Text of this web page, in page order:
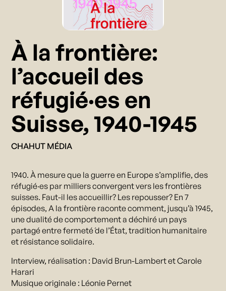
À la frontière:
l’accueil des
réfugié·es en
Suisse, 1940-1945
CHAHUT MÉDIA
1940. À mesure que la guerre en Europe s’amplifie, des
réfugié·es par milliers convergent vers les frontières
suisses. Faut-il les accueillir? Les repousser? En 7
épisodes, A la frontière raconte comment, jusqu’à 1945,
une dualité de comportement a déchiré un pays
partagé entre fermeté́ de l’État, tradition humanitaire
et résistance solidaire.
Interview, réalisation : David Brun-Lambert et Carole
Harari
Musique originale : Léonie Pernet